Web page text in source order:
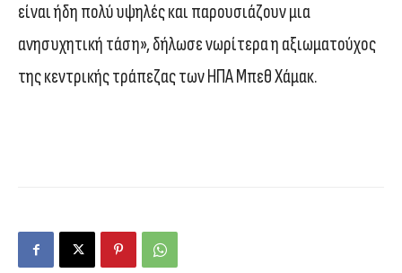
είναι ήδη πολύ υψηλές και παρουσιάζουν μια
ανησυχητική τάση», δήλωσε νωρίτερα η αξιωματούχος
της κεντρικής τράπεζας των ΗΠΑ Μπεθ Χάμακ.